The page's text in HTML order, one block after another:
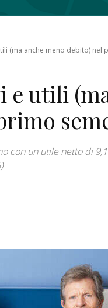
(ma anche meno debito) nel
e utili
con un utile netto di